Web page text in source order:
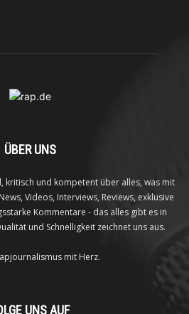
ÜBER UNS
kritisch und kompetent über alles, was mit
Videos, Interviews, Reviews, exklusive
Kommentare - das alles gibt es in
und Schnelligkeit zeichnet uns aus.
mit Herz.
UNS AUF